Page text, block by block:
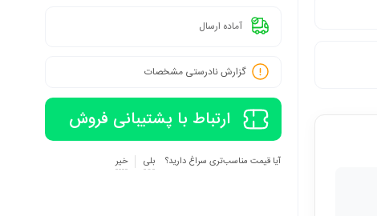
آماده ارسال
گزارش نادرستی مشخصات
ارتباط با پشتیبانی فروش
آیا قیمت مناسب‌تری سراغ دارید؟ بلی خیر